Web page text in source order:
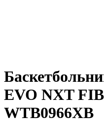
EVO NXT
WTB0966XB